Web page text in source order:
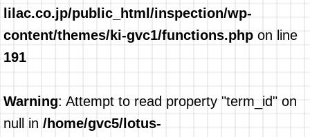
lilac.co.jp/public_html/inspection/wp-
content/themes/ki-gvc1/functions.php on line
191
Warning: Attempt to read property "term_id" on
null in /home/gvc5/lotus-